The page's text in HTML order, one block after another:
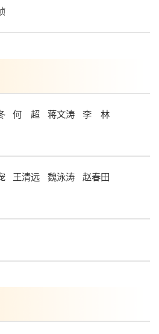
何 超 蒋文涛
李 林
王清远 魏泳涛
赵春田